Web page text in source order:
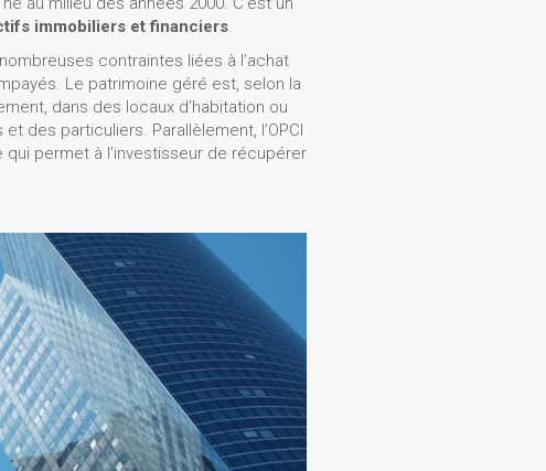
immobiliers et financiers.
contraintes liées à l’achat
Le patrimoine géré est, selon la
dans des locaux d’habitation ou
des particuliers. Parallèlement, l’OPCI
permet à l’investisseur de récupérer